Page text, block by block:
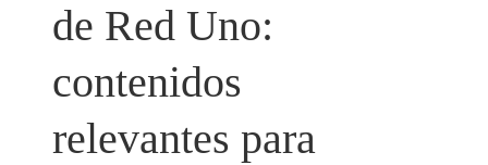
de Red Uno:
contenidos
relevantes para